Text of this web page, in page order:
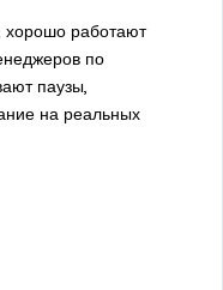
хорошо работают
по
паузы,
на реальных